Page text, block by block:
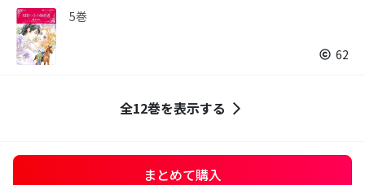
5巻
62
全12巻を表示する
まとめて購入